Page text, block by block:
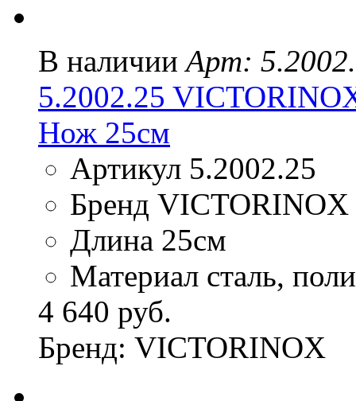
В наличии Арт:
5.2002.25
Нож 25см
Артикул 5.2002.25
Бренд VICTORINOX
Длина 25см
Материал сталь,
4 640 руб.
Бренд: VICTORINOX